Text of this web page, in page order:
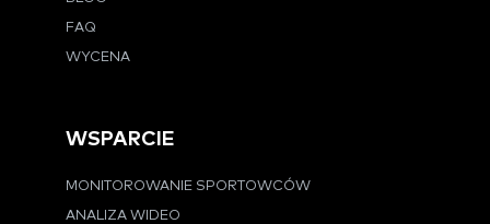
FAQ
WYCENA
WSPARCIE
MONITOROWANIE SPORTOWCÓW
ANALIZA WIDEO